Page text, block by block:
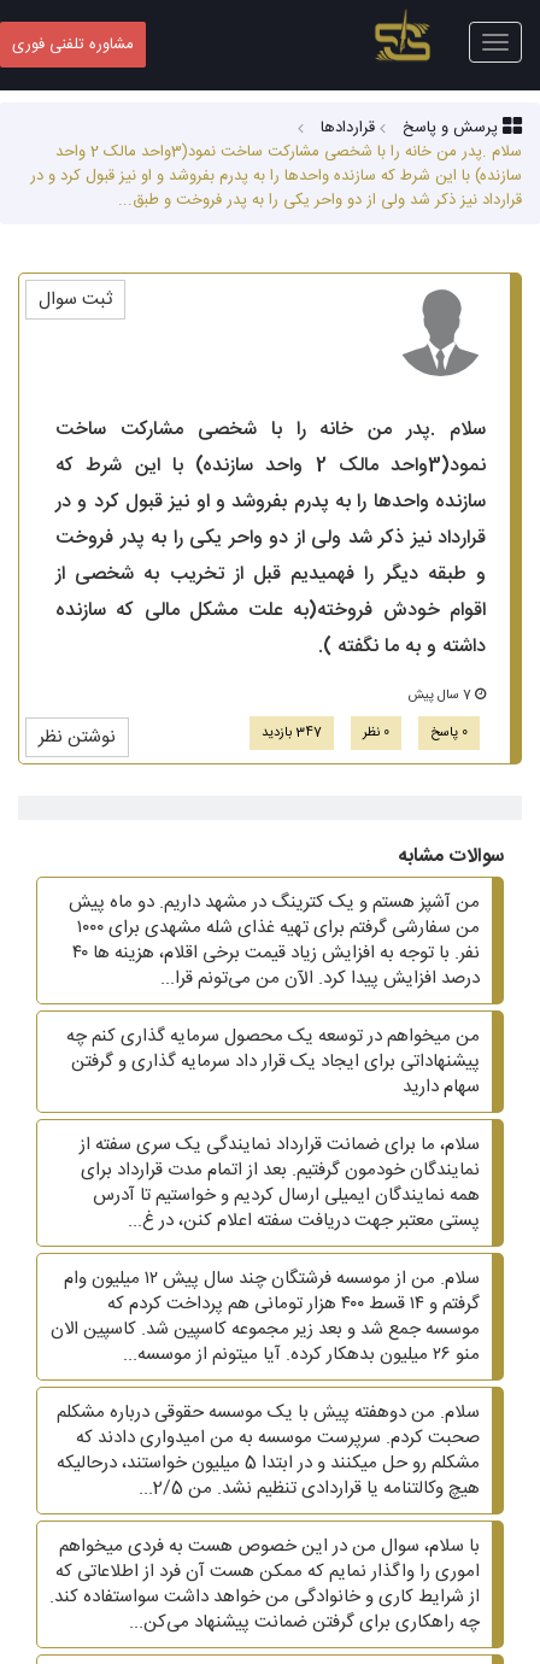
Toggle
navigation
مشاوره تلفنی فوری
پرسش و پاسخ
قراردادها
سلام .پدر من خانه را با شخصی مشارکت ساخت نمود(3واحد مالک 2 واحد
سازنده) با این شرط که سازنده واحدها را به پدرم بفروشد و او نیز قبول کرد و در
قرارداد نیز ذکر شد ولی از دو واحر یکی را به پدر فروخت و طبق...
سلام .پدر من خانه را با شخصی مشارکت ساخت
نمود(3واحد مالک 2 واحد سازنده) با این شرط که
سازنده واحدها را به پدرم بفروشد و او نیز قبول کرد و در
قرارداد نیز ذکر شد ولی از دو واحر یکی را به پدر فروخت
و طبقه دیگر را فهمیدیم قبل از تخریب به شخصی از
اقوام خودش فروخته(به علت مشکل مالی که سازنده
داشته و به ما نگفته ).
0 پاسخ
0 نظر 347 بازدید نوشتن نظر
ثبت سوال
سوالات مشابه
من آشپز هستم و یک کترینگ در مشهد داریم. دو ماه پیش
من سفارشی گرفتم برای تهیه غذای شله مشهدی برای ۱۰۰۰
نفر. با توجه به افزایش زیاد قیمت برخی اقلام، هزینه ها ۴۰
درصد افزایش پیدا کرد. الآن من می‌تونم قرا...
من میخواهم در توسعه یک محصول سرمایه گذاری کنم چه
پیشنهاداتی برای ایجاد یک قرار داد سرمایه گذاری و گرفتن
سهام دارید
سلام، ما برای ضمانت قرارداد نمایندگی یک سری سفته از
نمایندگان خودمون گرفتیم. بعد از اتمام مدت قرارداد برای
همه نمایندگان ایمیلی ارسال کردیم و خواستیم تا آدرس
پستی معتبر جهت دریافت سفته اعلام کنن، در غ...
سلام. من از موسسه فرشتگان چند سال پیش ۱۲ میلیون وام
گرفتم و ۱۴ قسط ۴۰۰ هزار تومانی هم پرداخت کردم که
موسسه جمع شد و بعد زیر مجموعه کاسپین شد. کاسپین الان
منو ۲۶ میلیون بدهکار کرده. آیا میتونم از موسسه...
سلام. من دوهفته پیش با یک موسسه حقوقی درباره مشکلم
صحبت کردم. سرپرست موسسه به من امیدواری دادند که
مشکلم رو حل میکنند و در ابتدا 5 میلیون خواستند، درحالیکه
هیچ وکالتنامه یا قراردادی تنظیم نشد. من 2/5...
با سلام، سوال من در این خصوص هست به فردی میخواهم
اموری را واگذار نمایم که ممکن هست آن فرد از اطلاعاتی که
از شرایط کاری و خانوادگی من خواهد داشت سواستفاده کند.
چه راهکاری برای گرفتن ضمانت پیشنهاد می‌کن...